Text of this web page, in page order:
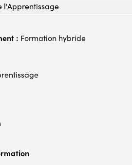
l'Apprentissage
: Formation hybride